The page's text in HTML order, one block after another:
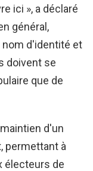
ici », a déclaré
général,
d'identité et
doivent se
que de
d'un
permettant à
électeurs de